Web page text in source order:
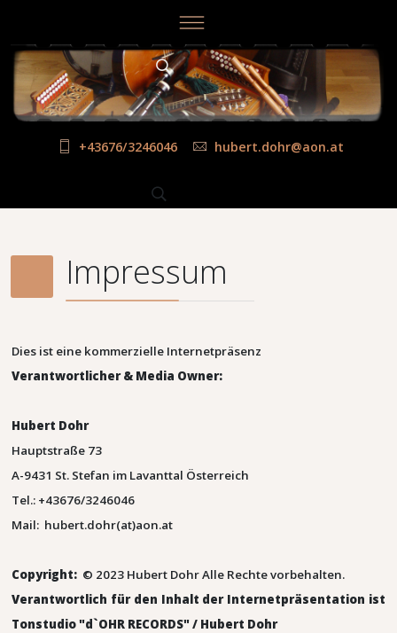
+43676/3246046 hubert.dohr@aon.at
Impressum
Dies ist eine kommerzielle Internetpräsenz
Verantwortlicher & Media Owner:
Hubert Dohr
Hauptstraße 73
A-9431 St. Stefan im Lavanttal Österreich
Tel.: +43676/3246046
Mail: hubert.dohr(at)aon.at
Copyright: © 2023 Hubert Dohr Alle Rechte vorbehalten.
Verantwortlich für den Inhalt der Internetpräsentation ist
Tonstudio "d`OHR RECORDS" / Hubert Dohr